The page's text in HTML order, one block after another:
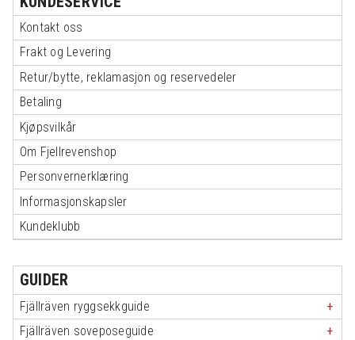
Kontakt oss
Frakt og Levering
Retur/bytte, reklamasjon og reservedeler
Betaling
Kjøpsvilkår
Om Fjellrevenshop
Personvernerklæring
Informasjonskapsler
Kundeklubb
GUIDER
Fjällräven ryggsekkguide
Fjällräven soveposeguide